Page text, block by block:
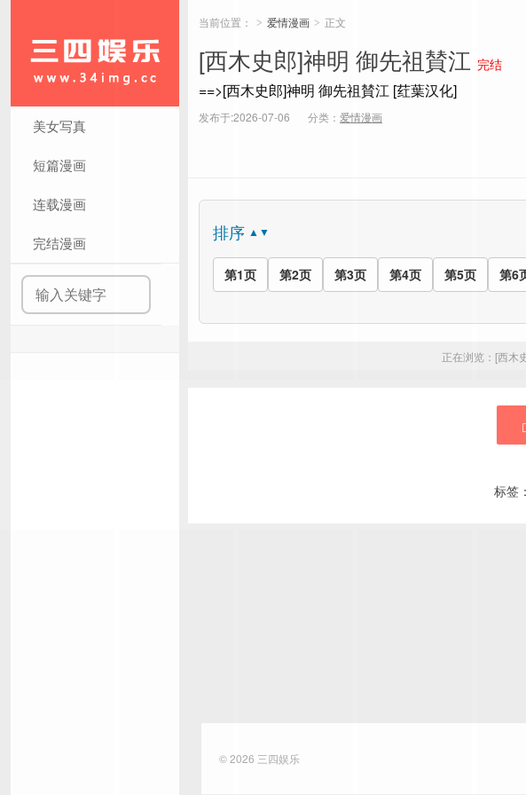
美女写真
短篇漫画
连载漫画
完结漫画
当前位置： > 爱情漫画 > 正文
[西木史郎]神明 御先祖賛江 完结
==>[西木史郎]神明 御先祖賛江 [荭葉汉化]
发布于:2026-07-06 分类： 爱情漫画
排序 ▲▼
第1页 第2页 第3页 第4页 第5页 第6
正在浏览： [西木
标签：
© 2026 三四娱乐